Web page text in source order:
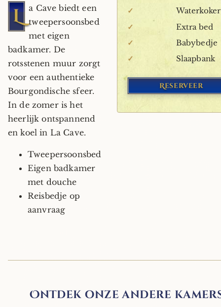
✓
Waterkoker
✓
Extra bed
✓
Babybedje
✓
Slaapbank
Reserveer
L
a Cave biedt een
tweepersoonsbed
met eigen
badkamer. De
rotsstenen muur zorgt
voor een authentieke
Bourgondische sfeer.
In de zomer is het
heerlijk ontspannend
en koel in La Cave.
Tweepersoonsbed
Eigen badkamer
met douche
Reisbedje op
aanvraag
Ontdek onze andere